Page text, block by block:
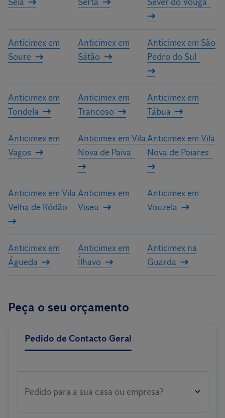
Anticimex em
Soure
Anticimex em
Sátão
Anticimex em São
Pedro do Sul
Anticimex em
Tondela
Anticimex em
Trancoso
Anticimex em
Tábua
Anticimex em
Vagos
Anticimex em Vila
Nova de Paiva
Anticimex em Vila
Nova de Poiares
Anticimex em Vila
Velha de Ródão
Anticimex em
Viseu
Anticimex em
Vouzela
Anticimex em
Águeda
Anticimex em
Ílhavo
Anticimex na
Guarda
Peça o seu orçamento
Pedido de Contacto Geral
Pedido para a sua casa ou empresa?